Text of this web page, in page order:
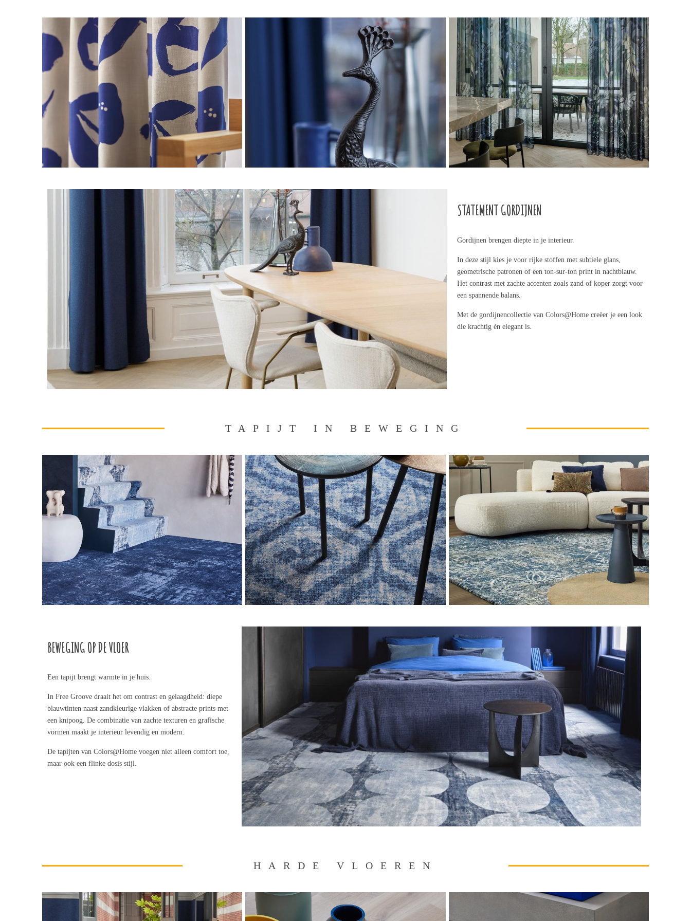
STATEMENT GORDIJNEN
Gordijnen brengen diepte in je interieur.
In deze stijl kies je voor rijke stoffen met subtiele glans,
geometrische patronen of een ton-sur-ton print in nachtblauw.
Het contrast met zachte accenten zoals zand of koper zorgt voor
een spannende balans.
Met de gordijnencollectie van Colors@Home creëer je een look
die krachtig én elegant is.
TAPIJT IN BEWEGING
BEWEGING OP DE VLOER
Een tapijt brengt warmte in je huis.
In Free Groove draait het om contrast en gelaagdheid: diepe
blauwtinten naast zandkleurige vlakken of abstracte prints met
een knipoog. De combinatie van zachte texturen en grafische
vormen maakt je interieur levendig en modern.
De tapijten van Colors@Home voegen niet alleen comfort toe,
maar ook een flinke dosis stijl.
HARDE VLOEREN